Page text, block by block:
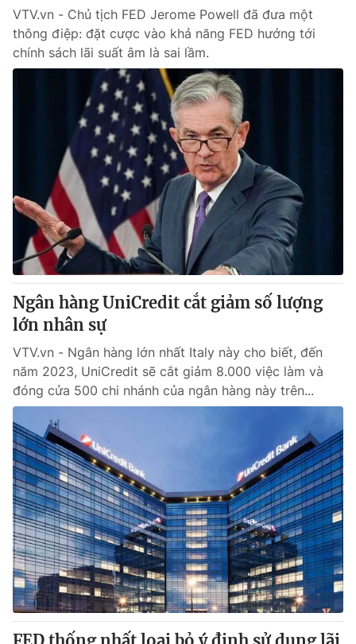
VTV9 VTV8
Liên hệ tòa soạn English
THỜI BÁO VTV
Theo dõi báo trên
Cơ quan chủ quản: Đài Truyền hình Việt Nam
Cơ quan báo chí:
Thời báo VTV
Giấy phép hoạt động báo in và báo điện tử số 483/GP-BTTTT
cấp ngày 29/12/2023
Tổng Biên tập:Vũ Thanh Thủy
Phó Tổng Biên tập:Nguyễn Thị Mỹ Hạnh, Phạm Quốc Thắng,
Nguyễn Trọng Ninh
Tổng đài VTV:024.38 355 931 - 024.38 355 932
Ðiện thoại Thời báo VTV:024.66 897 897
Email:toasoan@vtv.vn
Liên hệ quảng cáo:024-7300.7108
VTV.vn - Chủ tịch FED Jerome Powell đã đưa một
thông điệp: đặt cược vào khả năng FED hướng tới
chính sách lãi suất âm là sai lầm.
Ngân hàng UniCredit cắt giảm số lượng
lớn nhân sự
VTV.vn - Ngân hàng lớn nhất Italy này cho biết, đến
năm 2023, UniCredit sẽ cắt giảm 8.000 việc làm và
đóng cửa 500 chi nhánh của ngân hàng này trên...